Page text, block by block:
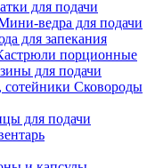
для подачи
ведра для подачи
для запекания
порционные
для подачи
Сковороды
для подачи